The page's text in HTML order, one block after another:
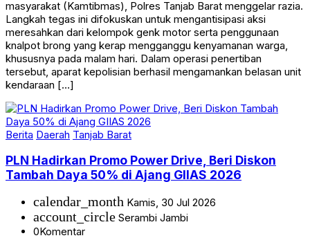
masyarakat (Kamtibmas), Polres Tanjab Barat menggelar razia.
Langkah tegas ini difokuskan untuk mengantisipasi aksi
meresahkan dari kelompok genk motor serta penggunaan
knalpot brong yang kerap mengganggu kenyamanan warga,
khususnya pada malam hari. Dalam operasi penertiban
tersebut, aparat kepolisian berhasil mengamankan belasan unit
kendaraan […]
Berita Daerah Tanjab Barat
PLN Hadirkan Promo Power Drive, Beri Diskon
Tambah Daya 50% di Ajang GIIAS 2026
calendar_month Kamis, 30 Jul 2026
account_circle Serambi Jambi
0Komentar